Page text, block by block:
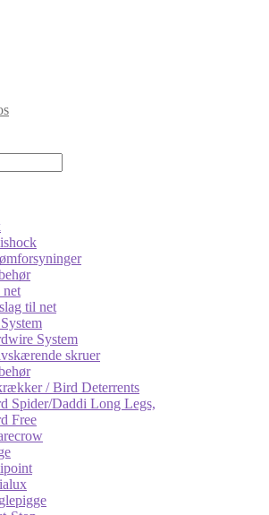
net
til net
System
skruer
/ Bird Deterrents
Spider/Daddi Long Legs,
Free